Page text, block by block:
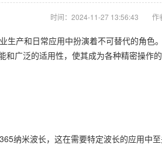
时间：2024-11-27 13:56:43 作
产和日常应用中扮演着不可替代的角色
和广泛的适用性，使其成为各种精密操作
米波长，这在需要特定波长的应用中